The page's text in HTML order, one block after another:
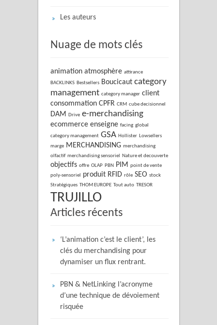
Les auteurs
Nuage de mots clés
animation atmosphère attirance
BACKLINKS Bestsellers Boucicaut category
management category manager client
consommation CPFR CRM cube decisionnel
DAM Drive e-merchandising
ecommerce enseigne facing global
category management GSA Hollister Lowsellers
marge MERCHANDISING merchandising
olfactif merchandising sensoriel Nature et decouverte
objectifs offre OLAP PBN PIM point de vente
poly-sensoriel produit RFID rôle SEO stock
Stratégiques THOM EUROPE Tout auto TRESOR
TRUJILLO
Articles récents
‘L’animation c’est le client’, les
clés du merchandising pour
dynamiser un flux rentrant.
PBN & NetLinking l’acronyme
d’une technique de dévoiement
risquée